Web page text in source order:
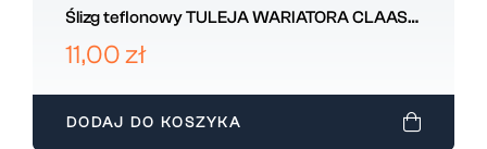
Ślizg teflonowy TULEJA WARIATORA CLAAS
617323
11,00 zł
DODAJ DO KOSZYKA